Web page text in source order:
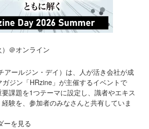
＠オンライン
アールジン・デイ）は、人が活き会社が成
ジン「HRzine」が主催するイベントで
課題を1つテーマに設定し、識者やエキス
験を、参加者のみなさんと共有していま
ーを見る